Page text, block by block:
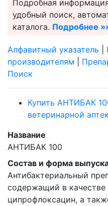
Подробная
удобный поиск,
каталога. Подробнее
Алфавитный указатель
производителям
Поиск
Купить АНТИБАК
ветеринарной
Название
АНТИБАК 100
Состав и форма
Антибактериальный
содержащий в
ципрофлоксацин, а